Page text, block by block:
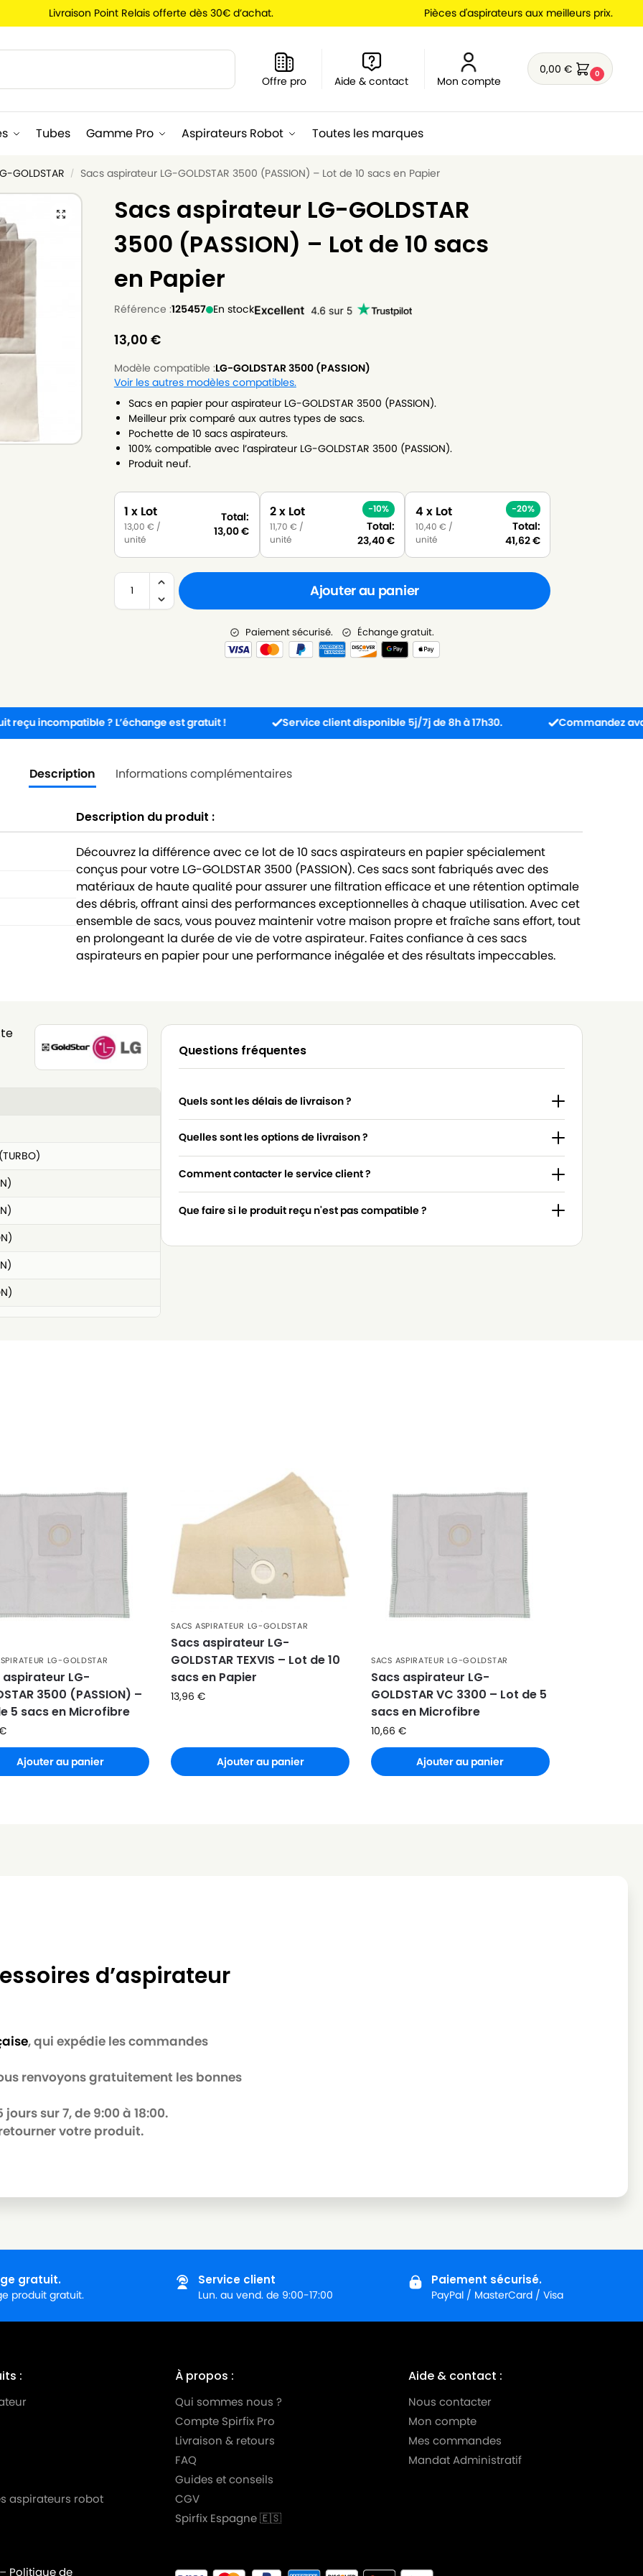
Livraison Point Relais offerte dès 30€ d’achat. Pièces d'aspirateurs aux meilleurs prix.
Offre pro Aide & contact Mon compte
0,00€ 0
Tubes Gamme Pro Aspirateurs Robot Toutes les marques
GOLDSTAR / Sacs aspirateur LG-GOLDSTAR 3500 (PASSION) – Lot de 10 sacs en Papier
Sacs aspirateur LG-GOLDSTAR
3500 (PASSION) – Lot de 10 sacs
en Papier
Référence :125457 En stock
13,00 €
Modèle compatible :LG-GOLDSTAR 3500 (PASSION)
Voir les autres modèles compatibles.
Sacs en papier pour aspirateur LG-GOLDSTAR 3500 (PASSION).
Meilleur prix comparé aux autres types de sacs.
Pochette de 10 sacs aspirateurs.
100% compatible avec l’aspirateur LG-GOLDSTAR 3500 (PASSION).
Produit neuf.
1 x Lot
13,00€ /
unité
Total:
13,00€
2 x Lot
11,70€ /
unité
-10%
Total:
23,40€
4 x Lot
10,40 € /
unité
-20%
Total:
41,62€
Ajouter au panier
Paiement sécurisé. Échange gratuit.
? L’échange est gratuit ! Service client disponible 5j/7j de 8h à 17h30. Commandez avant 13h :
Description Informations complémentaires
Description du produit :
Découvrez la différence avec ce lot de 10 sacs aspirateurs en papier spécialement
conçus pour votre LG-GOLDSTAR 3500 (PASSION). Ces sacs sont fabriqués avec des
matériaux de haute qualité pour assurer une filtration efficace et une rétention optimale
des débris, offrant ainsi des performances exceptionnelles à chaque utilisation. Avec cet
ensemble de sacs, vous pouvez maintenir votre maison propre et fraîche sans effort, tout
en prolongeant la durée de vie de votre aspirateur. Faites confiance à ces sacs
aspirateurs en papier pour une performance inégalée et des résultats impeccables.
Questions fréquentes
Quels sont les délais de livraison ?
Quelles sont les options de livraison ?
Comment contacter le service client ?
Que faire si le produit reçu n'est pas compatible ?
LG-GOLDSTAR
aspirateur LG-
3500 (PASSION) –
5 sacs en Microfibre
Ajouter au panier
SACS ASPIRATEUR LG-GOLDSTAR
Sacs aspirateur LG-
GOLDSTAR TEXVIS – Lot de 10
sacs en Papier
13,96€
Ajouter au panier
SACS ASPIRATEUR LG-GOLDSTAR
Sacs aspirateur LG-
GOLDSTAR VC 3300 – Lot de 5
sacs en Microfibre
10,66€
Ajouter au panier
d’aspirateur
, qui expédie les commandes
renvoyons gratuitement les bonnes
sur 7, de 9:00 à 18:00.
votre produit.
gratuit.
produit gratuit.
Service client
Lun. au vend. de 9:00-17:00
Paiement sécurisé.
PayPal / MasterCard / Visa
:
aspirateurs robot
À propos :
Qui sommes nous ?
Compte Spirfix Pro
Livraison & retours
FAQ
Guides et conseils
CGV
Spirfix Espagne 🇪🇸
Aide & contact :
Nous contacter
Mon compte
Mes commandes
Mandat Administratif
– Politique de